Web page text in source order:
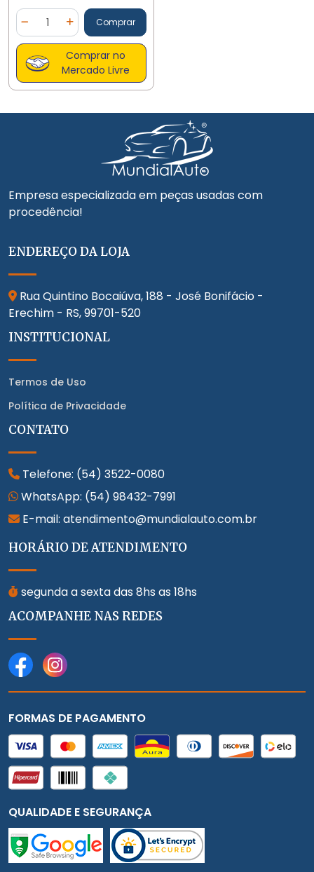
Diminuir Quantidade
Quantidade
Adicionar Quantidade
Comprar
Comprar no
Mercado Livre
Empresa especializada em peças usadas com
procedência!
ENDEREÇO DA LOJA
Rua Quintino Bocaiúva, 188 - José Bonifácio -
Erechim - RS,99701-520
INSTITUCIONAL
Termos de Uso
Política de Privacidade
CONTATO
Telefone: (54) 3522-0080
WhatsApp: (54) 98432-7991
E-mail: atendimento@mundialauto.com.br
HORÁRIO DE ATENDIMENTO
segunda a sexta das 8hs as 18hs
ACOMPANHE NAS REDES
FORMAS DE PAGAMENTO
QUALIDADE E SEGURANÇA